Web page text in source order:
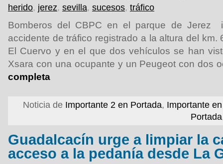
herido, jerez, sevilla, sucesos, tráfico
Bomberos del CBPC en el parque de Jerez
accidente de tráfico registrado a la altura del km.
El Cuervo y en el que dos vehículos se han
Xsara con una ocupante y un Peugeot con dos
completa
Noticia de Importante 2 en Portada, Importante
Portada
Guadalcacín urge a limpiar la
acceso a la pedanía desde La